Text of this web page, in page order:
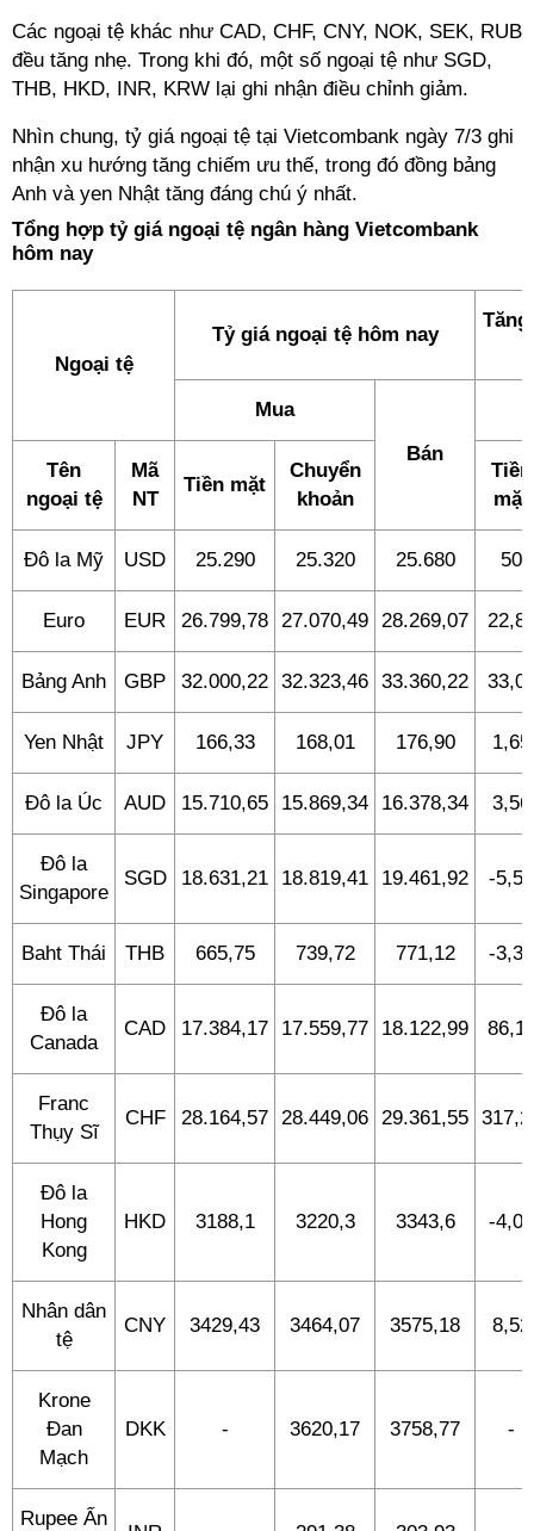
Các ngoại tệ khác như CAD, CHF, CNY, NOK, SEK, RUB
đều tăng nhẹ. Trong khi đó, một số ngoại tệ như SGD,
THB, HKD, INR, KRW lại ghi nhận điều chỉnh giảm.
Nhìn chung, tỷ giá ngoại tệ tại Vietcombank ngày 7/3 ghi
nhận xu hướng tăng chiếm ưu thế, trong đó đồng bảng
Anh và yen Nhật tăng đáng chú ý nhất.
Tổng hợp tỷ giá ngoại tệ ngân hàng Vietcombank
hôm nay
Ngoại tệ
Tỷ giá ngoại tệ hôm nay
Mua
Bán
Tên
ngoại tệ
Mã
NT
Tiền mặt
Chuyển
khoản
Tiền
mặt
Đô la Mỹ USD 25.290 25.320 25.680 50
Euro EUR 26.799,78 27.070,49 28.269,07
Bảng Anh GBP 32.000,22 32.323,46 33.360,22
Yen Nhật JPY 166,33 168,01 176,90 1,65
Đô la Úc AUD 15.710,65 15.869,34 16.378,34 3,56
Đô la
Singapore
SGD 18.631,21 18.819,41 19.461,92 -5,54
Baht Thái THB 665,75 739,72 771,12 -3,37
Đô la
Canada
CAD 17.384,17 17.559,77 18.122,99
Franc
Thụy Sĩ
CHF 28.164,57 28.449,06 29.361,55
Đô la
Hong
Kong
HKD 3188,1 3220,3 3343,6 -4,05
Nhân dân
tệ
CNY 3429,43 3464,07 3575,18 8,52
Krone
Đan
Mạch
DKK - 3620,17 3758,77 -
Rupee Ấn